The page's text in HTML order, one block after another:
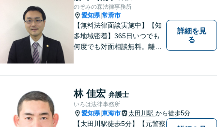
町などでお困りの方がいまし
たらすぐにご相談ください。
のぞみの森法律事務所
愛知県|常滑市
【無料法律面談実施中】【知
多地域密着】365日いつでも
何度でも対面相談無料。離
い。
詳細を見
る
林 佳宏 弁護士
いろは法律事務所
愛知県|東海市 太田川駅 から徒歩5分
【太田川駅徒歩5分】【元警察